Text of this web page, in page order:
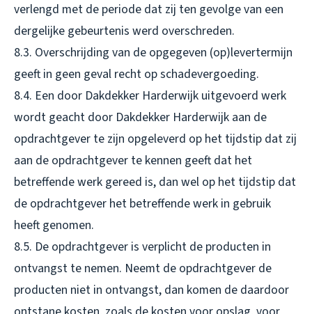
verlengd met de periode dat zij ten gevolge van een
dergelijke gebeurtenis werd overschreden.
8.3. Overschrijding van de opgegeven (op)levertermijn
geeft in geen geval recht op schadevergoeding.
8.4. Een door Dakdekker Harderwijk uitgevoerd werk
wordt geacht door Dakdekker Harderwijk aan de
opdrachtgever te zijn opgeleverd op het tijdstip dat zij
aan de opdrachtgever te kennen geeft dat het
betreffende werk gereed is, dan wel op het tijdstip dat
de opdrachtgever het betreffende werk in gebruik
heeft genomen.
8.5. De opdrachtgever is verplicht de producten in
ontvangst te nemen. Neemt de opdrachtgever de
producten niet in ontvangst, dan komen de daardoor